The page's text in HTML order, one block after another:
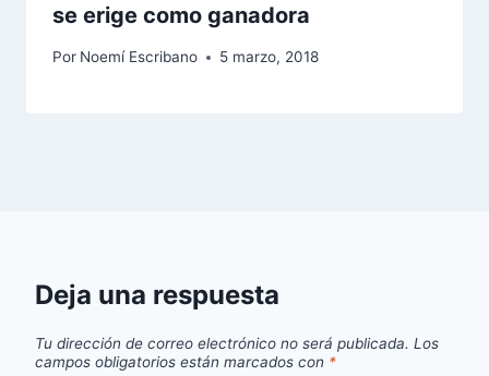
se erige como ganadora
Por Noemí Escribano 5 marzo, 2018
Deja una respuesta
Tu dirección de correo electrónico no será publicada. Los
campos obligatorios están marcados con *